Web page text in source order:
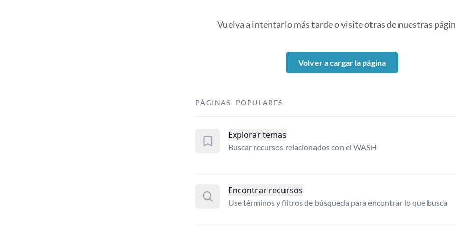
Vuelva a intentarlo más tarde o visite otras de nuestras
Volver a cargar la página
PÁGINAS POPULARES
Explorar temas
Buscar recursos relacionados con el WASH
Encontrar recursos
Use términos y filtros de búsqueda para encontrar lo que busca